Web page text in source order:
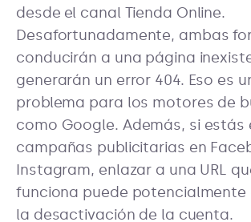
desde el canal Tienda Online.
Desafortunadamente, ambas
conducirán a una página
generarán un error 404. Eso es
problema para los motores de
como Google. Además, si
campañas publicitarias en
Instagram, enlazar a una URL
funciona puede potencialmente
la desactivación de la cuenta.